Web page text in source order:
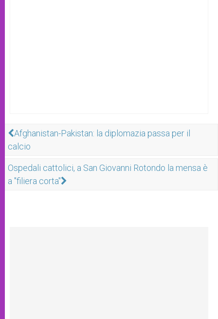
Afghanistan-Pakistan: la diplomazia passa per il
calcio
Ospedali cattolici, a San Giovanni Rotondo la mensa è
a "filiera corta"